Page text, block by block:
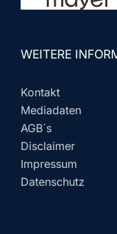
WEITERE
Kontakt
Mediadaten
AGB´s
Disclaimer
Impressum
Datenschutz